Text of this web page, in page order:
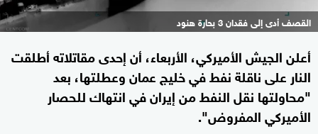
القصف أدى إلى فقدان 3 بحارة هنود
أعلن الجيش الأميركي، الأربعاء، أن إحدى مقاتلاته أطلقت
النار على ناقلة نفط في خليج عمان وعطلتها، بعد
"محاولتها نقل النفط من إيران في انتهاك للحصار
الأميركي المفروض".